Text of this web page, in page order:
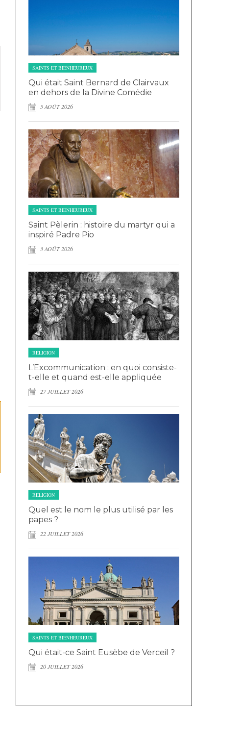
SAINTS ET BIENHEUREUX
Qui était Saint Bernard de Clairvaux
en dehors de la Divine Comédie
5 AOÛT 2026
SAINTS ET BIENHEUREUX
Saint Pèlerin : histoire du martyr qui a
inspiré Padre Pio
3 AOÛT 2026
RELIGION
L’Excommunication : en quoi consiste-
t-elle et quand est-elle appliquée
27 JUILLET 2026
RELIGION
Quel est le nom le plus utilisé par les
papes ?
22 JUILLET 2026
SAINTS ET BIENHEUREUX
Qui était-ce Saint Eusèbe de Verceil ?
20 JUILLET 2026